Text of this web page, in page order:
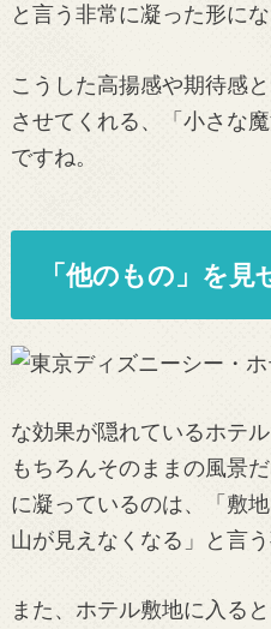
と言う非常に凝った形に
こうした高揚感や期待感
させてくれる、「小さな
ですね。
「他のもの」を見
な効果が隠れているホテ
もちろんそのままの風景
に凝っているのは、「敷
山が見えなくなる」と言う
また、ホテル敷地に入る